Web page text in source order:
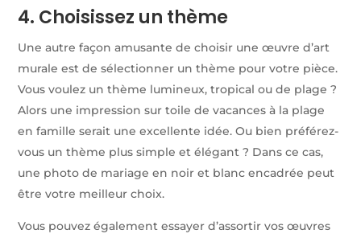
4. Choisissez un thème
Une autre façon amusante de choisir une œuvre d’art
murale est de sélectionner un thème pour votre pièce.
Vous voulez un thème lumineux, tropical ou de plage ?
Alors une impression sur toile de vacances à la plage
en famille serait une excellente idée. Ou bien préférez-
vous un thème plus simple et élégant ? Dans ce cas,
une photo de mariage en noir et blanc encadrée peut
être votre meilleur choix.
Vous pouvez également essayer d’assortir vos œuvres